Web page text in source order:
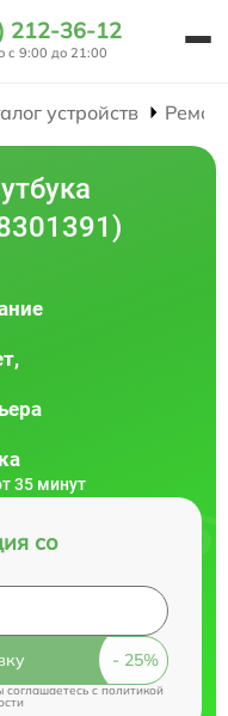
212-36-12
с 9:00 до 21:00
устройств
35 минут
со
соглашаетесь cполитикой